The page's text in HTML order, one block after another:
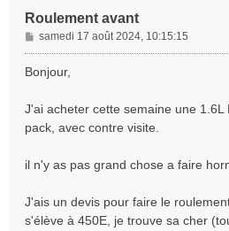
Roulement avant
M
e
s
g
e
samedi 17 août 2024, 10:15:15
Bonjour,
J'ai acheter cette semaine une 1.6L
pack, avec contre visite.
il n'y as pas grand chose a faire
J'ais un devis pour faire le
s'élève à 450E, je trouve sa cher